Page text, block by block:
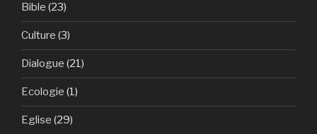
Bible (23)
Culture (3)
Dialogue (21)
Ecologie (1)
Eglise (29)